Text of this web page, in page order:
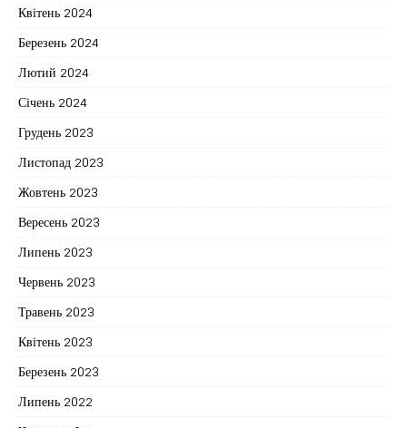
Квітень 2024
Березень 2024
Лютий 2024
Січень 2024
Грудень 2023
Листопад 2023
Жовтень 2023
Вересень 2023
Липень 2023
Червень 2023
Травень 2023
Квітень 2023
Березень 2023
Липень 2022